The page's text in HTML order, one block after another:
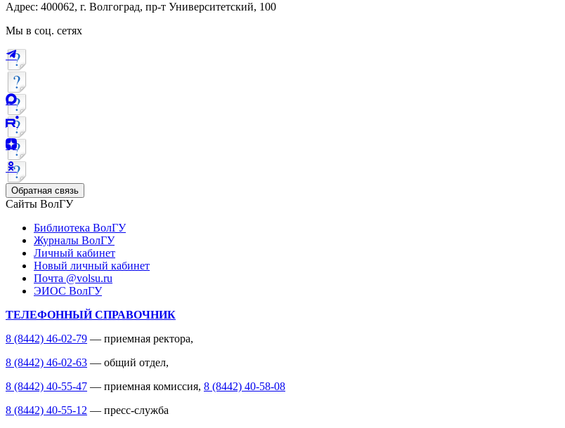
Адрес: 400062, г. Волгоград, пр-т Университетский, 100
Мы в соц. сетях
Обратная связь
Сайты ВолГУ
Библиотека ВолГУ
Журналы ВолГУ
Личный кабинет
Новый личный кабинет
Почта @volsu.ru
ЭИОС ВолГУ
ТЕЛЕФОННЫЙ СПРАВОЧНИК
8 (8442) 46-02-79 — приемная ректора,
8 (8442) 46-02-63 — общий отдел,
8 (8442) 40-55-47 — приемная комиссия, 8 (8442) 40-58-08
8 (8442) 40-55-12 — пресс-служба